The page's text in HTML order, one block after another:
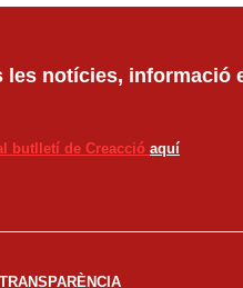
les notícies, informació
butlletí de Creacció aquí